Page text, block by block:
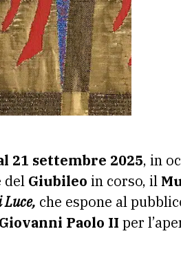
21 settembre 2025, in
del Giubileo in corso, il
Luce, che espone al
Paolo II per